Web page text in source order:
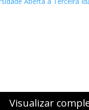
Visualizar